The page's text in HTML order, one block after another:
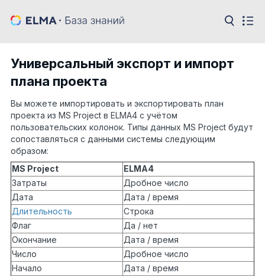
Универсальный экспорт и импорт
плана проекта
Вы можете импортировать и экспортировать план
проекта из MS Project в ELMA4 с учётом
пользовательских колонок. Типы данных MS Project будут
сопоставляться с данными системы следующим
образом:
MS Project
ELMA4
Затраты
Дробное число
Дата
Дата / время
Длительность
Строка
Флаг
Да / нет
Окончание
Дата / время
Число
Дробное число
Начало
Дата / время